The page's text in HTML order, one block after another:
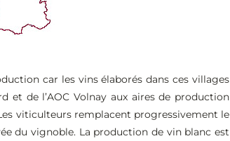
car les vins élaborés dans ces villages
et de l’AOC Volnay aux aires de production
viticulteurs remplacent progressivement le
du vignoble. La production de vin blanc est